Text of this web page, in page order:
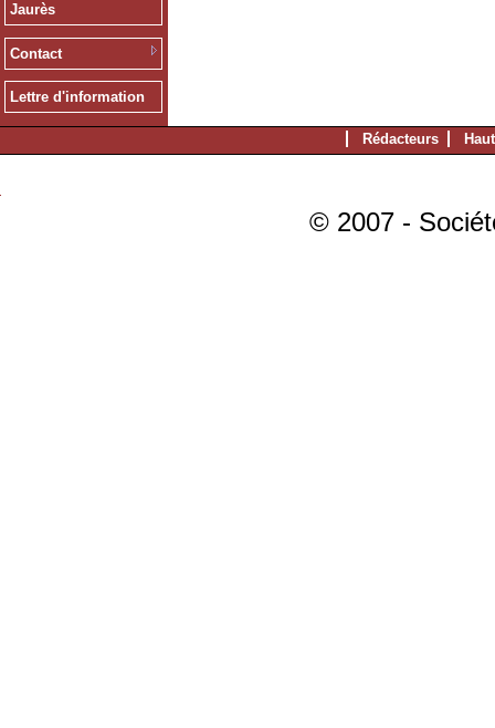
Jaurès
Contact
Lettre d'information
Rédacteurs
© 2007 -